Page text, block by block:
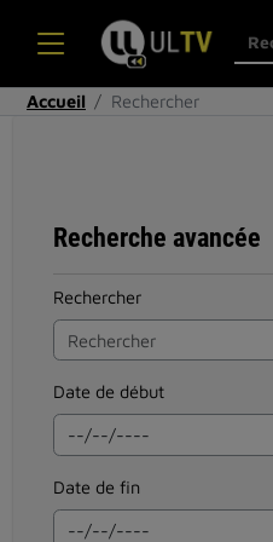
Accueil Rechercher
Recherche avancée
Rechercher
Date de début
Date de fin